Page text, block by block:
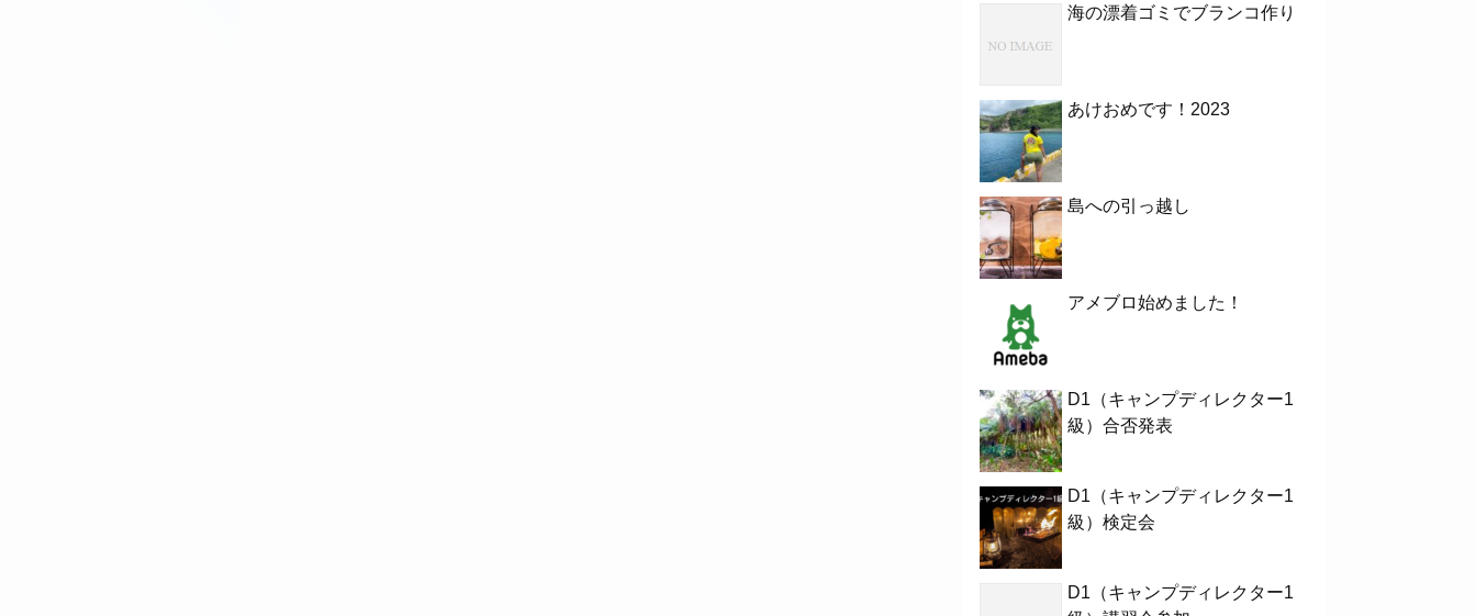
海の漂着ゴミでブランコ作り
あけおめです！2023
島への引っ越し
アメブロ始めました！
D1（キャンプディレクター1
級）合否発表
D1（キャンプディレクター1
級）検定会
D1（キャンプディレクター1